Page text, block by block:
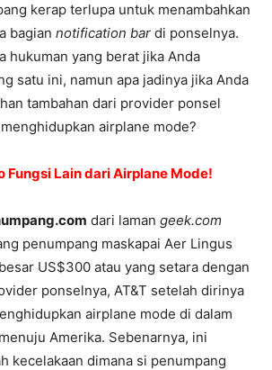
kerap terlupa untuk menambahkan
bagian notification bar di ponselnya.
hukuman yang berat jika Anda
satu ini, namun apa jadinya jika Anda
tambahan dari provider ponsel
airplane mode?
Fungsi Lain dari Airplane Mode!
dari laman geek.com
penumpang maskapai Aer Lingus
US$300 atau yang setara dengan
ponselnya, AT&T setelah dirinya
airplane mode di dalam
Amerika. Sebenarnya, ini
kecelakaan dimana si penumpang